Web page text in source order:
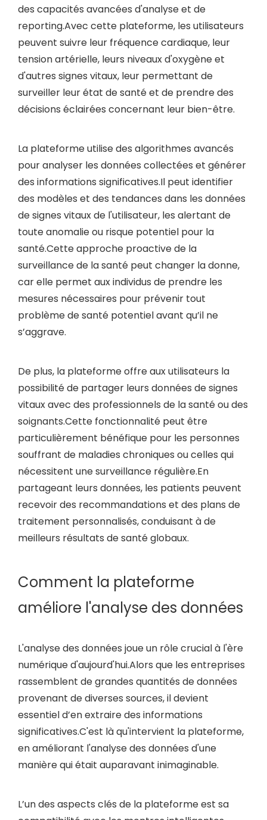
des capacités avancées d'analyse et de
reporting.Avec cette plateforme, les utilisateurs
peuvent suivre leur fréquence cardiaque, leur
tension artérielle, leurs niveaux d'oxygène et
d'autres signes vitaux, leur permettant de
surveiller leur état de santé et de prendre des
décisions éclairées concernant leur bien-être.
La plateforme utilise des algorithmes avancés
pour analyser les données collectées et générer
des informations significatives.Il peut identifier
des modèles et des tendances dans les données
de signes vitaux de l'utilisateur, les alertant de
toute anomalie ou risque potentiel pour la
santé.Cette approche proactive de la
surveillance de la santé peut changer la donne,
car elle permet aux individus de prendre les
mesures nécessaires pour prévenir tout
problème de santé potentiel avant qu’il ne
s’aggrave.
De plus, la plateforme offre aux utilisateurs la
possibilité de partager leurs données de signes
vitaux avec des professionnels de la santé ou des
soignants.Cette fonctionnalité peut être
particulièrement bénéfique pour les personnes
souffrant de maladies chroniques ou celles qui
nécessitent une surveillance régulière.En
partageant leurs données, les patients peuvent
recevoir des recommandations et des plans de
traitement personnalisés, conduisant à de
meilleurs résultats de santé globaux.
Comment la plateforme
améliore l'analyse des données
L'analyse des données joue un rôle crucial à l'ère
numérique d'aujourd'hui.Alors que les entreprises
rassemblent de grandes quantités de données
provenant de diverses sources, il devient
essentiel d’en extraire des informations
significatives.C'est là qu'intervient la plateforme,
en améliorant l'analyse des données d'une
manière qui était auparavant inimaginable.
L’un des aspects clés de la plateforme est sa